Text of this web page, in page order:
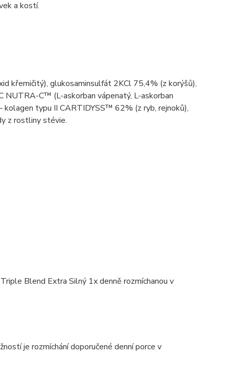
a kostí.
křemičitý), glukosaminsulfát 2KCl 75,4% (z korýšů),
NUTRA-C™ (L-askorban vápenatý, L-askorban
typu II CARTIDYSS™ 62% (z ryb, rejnoků),
z rostliny stévie.
Blend Extra Silný 1x denně rozmíchanou v
je rozmíchání doporučené denní porce v